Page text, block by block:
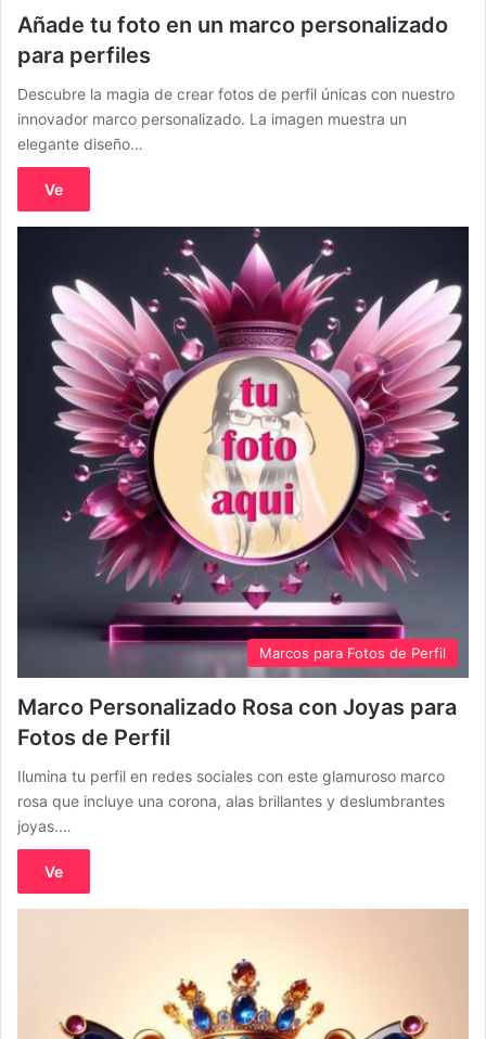
Añade tu foto en un marco personalizado
para perfiles
Descubre la magia de crear fotos de perfil únicas con nuestro
innovador marco personalizado. La imagen muestra un
elegante diseño…
Ve
Marcos para Fotos de Perfil
Marco Personalizado Rosa con Joyas para
Fotos de Perfil
Ilumina tu perfil en redes sociales con este glamuroso marco
rosa que incluye una corona, alas brillantes y deslumbrantes
joyas.…
Ve